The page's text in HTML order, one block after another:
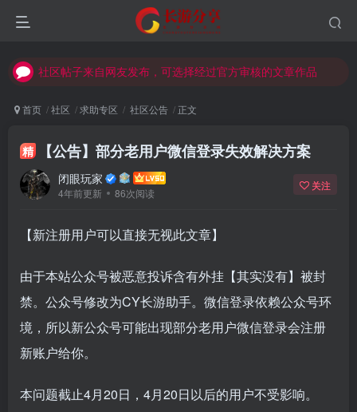
社区帖子来自网友发布，可选择经过官方审核的文章作品
社区帖子来自网友发布，可选择经过官方审核的文章作品
首页 社区 求助专区 社区公告 正文
精 【公告】部分老用户微信登录失效解决方案
闭眼玩家
4年前更新 86次阅读
关注
【新注册用户可以直接无视此文章】
由于本站公众号被恶意投诉含有外挂【其实没有】被封
禁。公众号修改为CY长游助手。微信登录依赖公众号环
境，所以新公众号可能出现部分老用户微信登录会注册
新账户给你。
本问题截止4月20日，4月20日以后的用户不受影响。